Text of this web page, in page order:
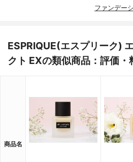
ファンデー
ESPRIQUE(エスプリーク)
クト EXの類似商品：評価・
商品名